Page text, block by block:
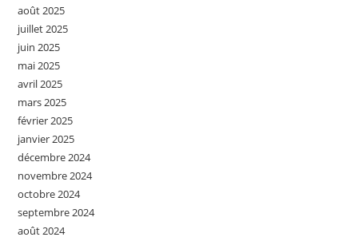
août 2025
juillet 2025
juin 2025
mai 2025
avril 2025
mars 2025
février 2025
janvier 2025
décembre 2024
novembre 2024
octobre 2024
septembre 2024
août 2024